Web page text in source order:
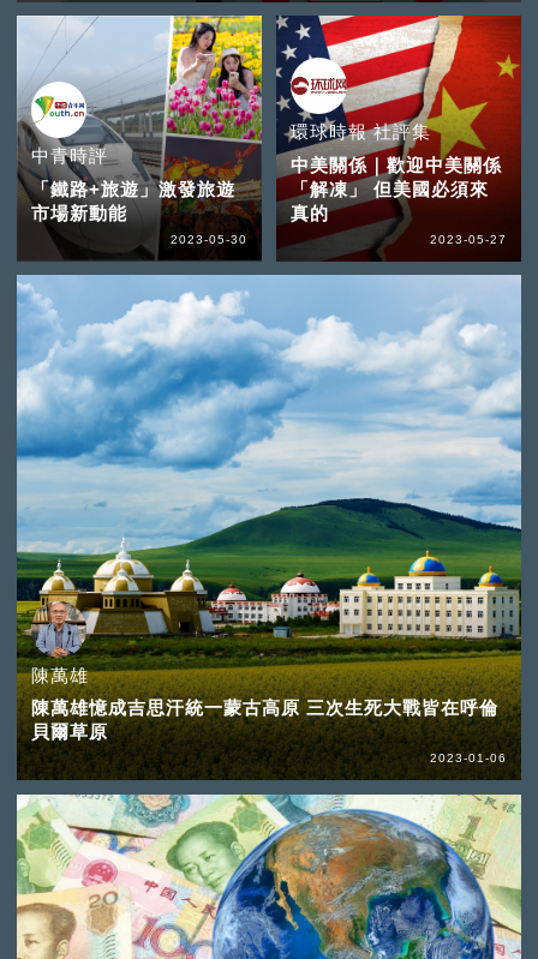
中青時評
「鐵路+旅遊」激發旅遊
市場新動能
2023-05-30
環球時報 社評集
中美關係｜歡迎中美關係
「解凍」 但美國必須來
真的
2023-05-27
陳萬雄
陳萬雄憶成吉思汗統一蒙古高原 三次生死大戰皆在呼倫
貝爾草原
2023-01-06